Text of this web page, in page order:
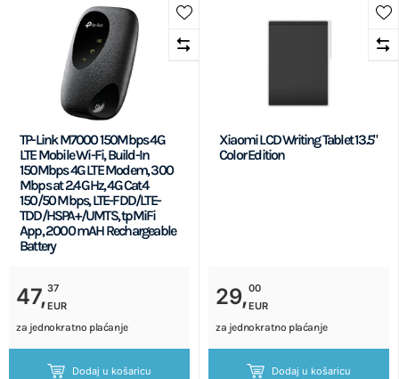
TP-Link M7000 150Mbps 4G
LTE Mobile Wi-Fi, Build-In
150Mbps 4G LTE Modem, 300
Mbps at 2.4 GHz, 4G Cat4
150/50 Mbps, LTE-FDD/LTE-
TDD/HSPA+/UMTS, tpMiFi
App, 2000 mAH Rechargeable
Battery
47,37
EUR
za jednokratno plaćanje
Dodaj u košaricu
Xiaomi LCD Writing Tablet 13.5"
Color Edition
29,00
EUR
za jednokratno plaćanje
Dodaj u košaricu